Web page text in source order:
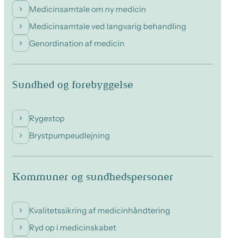
Medicinsamtale om ny medicin
Medicinsamtale ved langvarig behandling
Genordination af medicin
Sundhed og forebyggelse
Rygestop
Brystpumpeudlejning
Kommuner og sundhedspersoner
Kvalitetssikring af medicinhåndtering
Ryd op i medicinskabet